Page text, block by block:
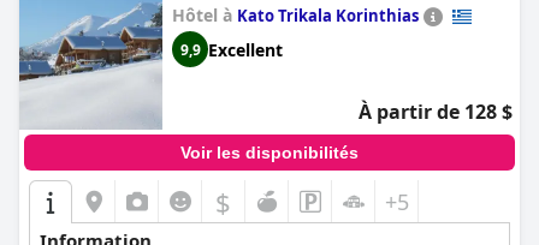
Hôtel à Kato Trikala Korinthias
9,9 Excellent
À partir de 128 $
Voir les disponibilités
$ +5
Information